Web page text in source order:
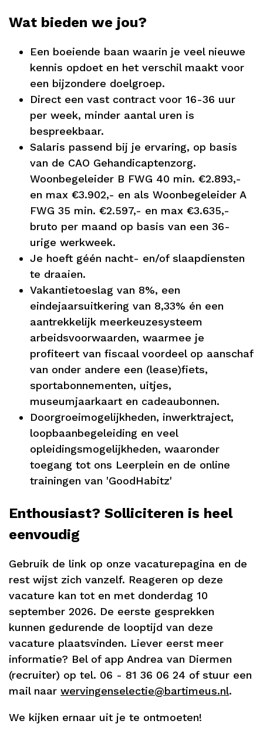
Wat bieden we jou?
Een boeiende baan waarin je veel nieuwe
kennis opdoet en het verschil maakt voor
een bijzondere doelgroep.
Direct een vast contract voor 16-36 uur
per week, minder aantal uren is
bespreekbaar.
Salaris passend bij je ervaring, op basis
van de CAO Gehandicaptenzorg.
Woonbegeleider B FWG 40 min. €2.893,-
en max €3.902,- en als Woonbegeleider A
FWG 35 min. €2.597,- en max €3.635,-
bruto per maand op basis van een 36-
urige werkweek.
Je hoeft géén nacht- en/of slaapdiensten
te draaien.
Vakantietoeslag van 8%, een
eindejaarsuitkering van 8,33% én een
aantrekkelijk meerkeuzesysteem
arbeidsvoorwaarden, waarmee je
profiteert van fiscaal voordeel op aanschaf
van onder andere een (lease)fiets,
sportabonnementen, uitjes,
museumjaarkaart en cadeaubonnen.
Doorgroeimogelijkheden, inwerktraject,
loopbaanbegeleiding en veel
opleidingsmogelijkheden, waaronder
toegang tot ons Leerplein en de online
trainingen van 'GoodHabitz'
Enthousiast? Solliciteren is heel
eenvoudig
Gebruik de link op onze vacaturepagina en de
rest wijst zich vanzelf. Reageren op deze
vacature kan tot en met donderdag 10
september 2026. De eerste gesprekken
kunnen gedurende de looptijd van deze
vacature plaatsvinden. Liever eerst meer
informatie? Bel of app Andrea van Diermen
(recruiter) op tel. 06 - 81 36 06 24 of stuur een
mail naar wervingenselectie@bartimeus.nl.
We kijken ernaar uit je te ontmoeten!